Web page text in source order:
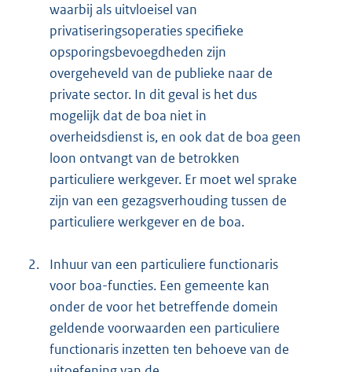
waarbij als uitvloeisel van
privatiseringsoperaties specifieke
opsporingsbevoegdheden zijn
overgeheveld van de publieke naar de
private sector. In dit geval is het dus
mogelijk dat de boa niet in
overheidsdienst is, en ook dat de boa geen
loon ontvangt van de betrokken
particuliere werkgever. Er moet wel sprake
zijn van een gezagsverhouding tussen de
particuliere werkgever en de boa.
2.
Inhuur van een particuliere functionaris
voor boa-functies. Een gemeente kan
onder de voor het betreffende domein
geldende voorwaarden een particuliere
functionaris inzetten ten behoeve van de